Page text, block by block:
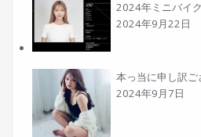
2024年ミニバイ
2024年9月22日
本っ当に申し訳
2024年9月7日